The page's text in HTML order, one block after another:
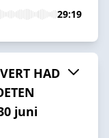
29:19
HAD
juni